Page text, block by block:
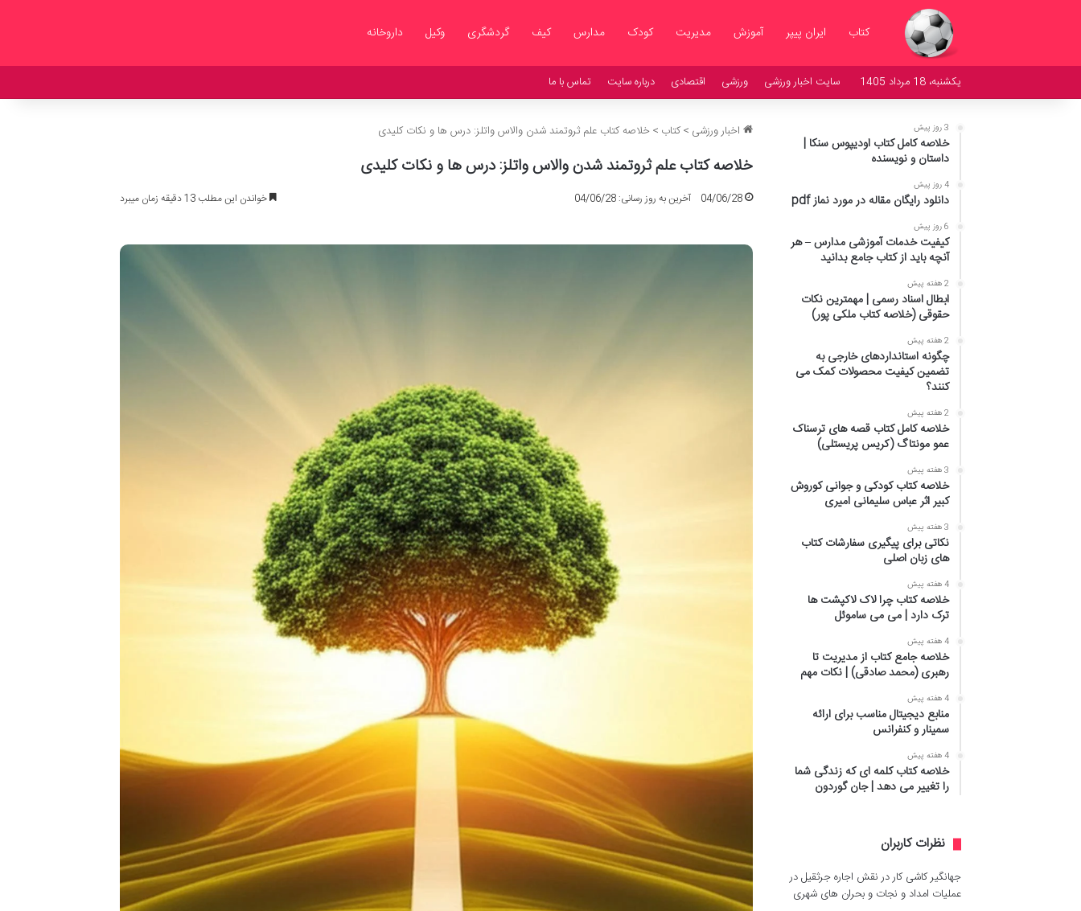
کتاب ایران پیپر آموزش مدیریت کودک مدارس کیف گردشگری وکیل داروخانه
یکشنبه، 18 مرداد 1405 سایت اخبار ورزشی ورزشی اقتصادی درباره سایت تماس با ما
اخبار ورزشی >کتاب >خلاصه کتاب علم ثروتمند شدن والاس واتلز: درس ها و نکات کلیدی
خلاصه کتاب علم ثروتمند شدن والاس واتلز: درس ها و نکات کلیدی
04/06/28 آخرین به روز رسانی: 04/06/28 خواندن این مطلب 13 دقیقه زمان میبرد
3 روز پیش
خلاصه کامل کتاب اودیپوس سنکا |
داستان و نویسنده
4 روز پیش
دانلود رایگان مقاله در مورد نماز pdf
6 روز پیش
کیفیت خدمات آموزشی مدارس – هر
آنچه باید از کتاب جامع بدانید
2 هفته پیش
ابطال اسناد رسمی | مهمترین نکات
حقوقی (خلاصه کتاب ملکی پور)
2 هفته پیش
چگونه استانداردهای خارجی به
تضمین کیفیت محصولات کمک می
کنند؟
2 هفته پیش
خلاصه کامل کتاب قصه های ترسناک
عمو مونتاگ (کریس پریستلی)
3 هفته پیش
خلاصه کتاب کودکی و جوانی کوروش
کبیر اثر عباس سلیمانی امیری
3 هفته پیش
نکاتی برای پیگیری سفارشات کتاب
های زبان اصلی
4 هفته پیش
خلاصه کتاب چرا لاک لاکپشت ها
ترک دارد | می می ساموئل
4 هفته پیش
خلاصه جامع کتاب از مدیریت تا
رهبری (محمد صادقی) | نکات مهم
4 هفته پیش
منابع دیجیتال مناسب برای ارائه
سمینار و کنفرانس
4 هفته پیش
خلاصه کتاب کلمه ای که زندگی شما
را تغییر می دهد | جان گوردون
نظرات کاربران
جهانگیر کاشی کاردرنقش اجاره جرثقیل در
عملیات امداد و نجات و بحران های شهری